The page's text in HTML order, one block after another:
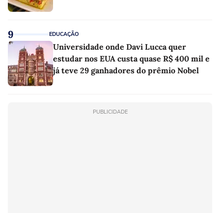
9 EDUCAÇÃO
Universidade onde Davi Lucca quer
estudar nos EUA custa quase R$ 400 mil e
já teve 29 ganhadores do prêmio Nobel
PUBLICIDADE